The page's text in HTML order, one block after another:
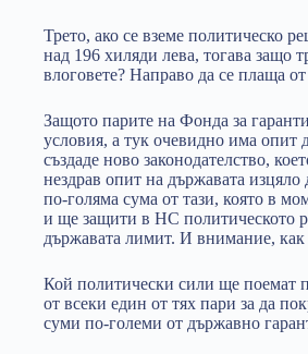
Трето, ако се вземе политическо
над 196 хиляди лева, тогава защо
влоговете? Направо да се плаща
Защото парите на Фонда за
условия, а тук очевидно има опит
създаде ново законодателство,
нездрав опит на държавата
по-голяма сума от тази, която в
и ще защити в НС политическото
държавата лимит. И внимание, как
Кой политически сили ще поемат
от всеки един от тях пари за да
суми по-големи от държавно